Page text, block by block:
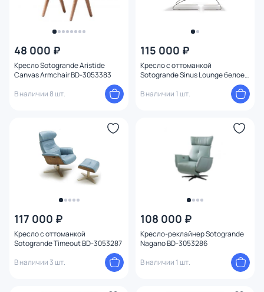
48 000 ₽
Кресло Sotogrande Aristide
Canvas Armchair BD-3053383
В наличии 8 шт.
115 000 ₽
Кресло с оттоманкой
Sotogrande Sinus Lounge белое,
В наличии 1 шт.
117 000 ₽
Кресло с оттоманкой
Sotogrande Timeout BD-3053287
В наличии 3 шт.
108 000 ₽
Кресло-реклайнер Sotogrande
Nagano BD-3053286
В наличии 1 шт.